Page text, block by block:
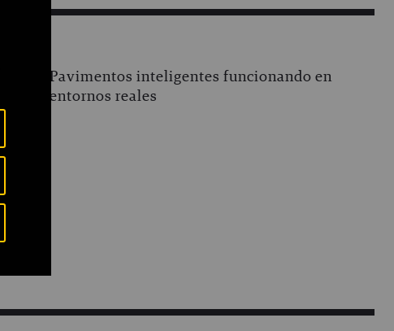
Pavimentos inteligentes funcionando en
entornos reales